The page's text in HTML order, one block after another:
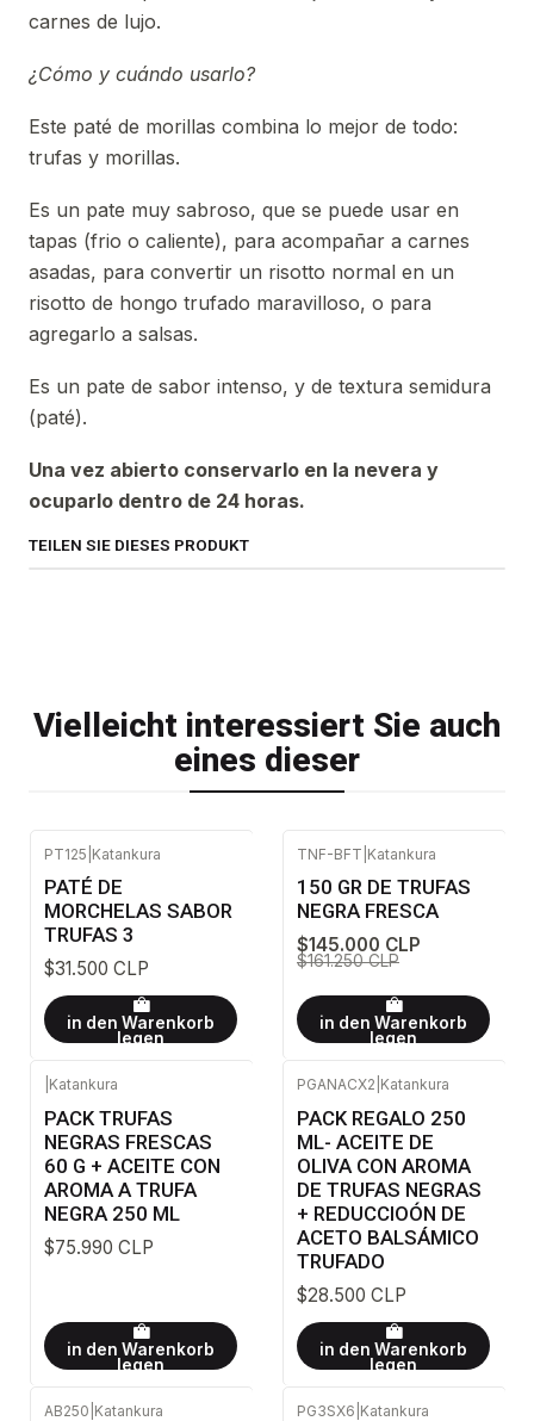
carnes de lujo.
¿Cómo y cuándo usarlo?
Este paté de morillas combina lo mejor de todo:
trufas y morillas.
Es un pate muy sabroso, que se puede usar en
tapas (frio o caliente), para acompañar a carnes
asadas, para convertir un risotto normal en un
risotto de hongo trufado maravilloso, o para
agregarlo a salsas.
Es un pate de sabor intenso, y de textura semidura
(paté).
Una vez abierto conservarlo en la nevera y
ocuparlo dentro de 24 horas.
TEILEN SIE DIESES PRODUKT
Vielleicht interessiert Sie auch
eines dieser
PT125 Katankura
PATÉ DE
MORCHELAS SABOR
TRUFAS 3
$31.500 CLP
in den Warenkorb
legen
TNF-BFT Katankura
150 GR DE TRUFAS
NEGRA FRESCA
$145.000 CLP
$161.250 CLP
in den Warenkorb
legen
Katankura
PACK TRUFAS
NEGRAS FRESCAS
60 G + ACEITE CON
AROMA A TRUFA
NEGRA 250 ML
$75.990 CLP
in den Warenkorb
legen
PGANACX2 Katankura
PACK REGALO 250
ML- ACEITE DE
OLIVA CON AROMA
DE TRUFAS NEGRAS
+ REDUCCIOÓN DE
ACETO BALSÁMICO
TRUFADO
$28.500 CLP
in den Warenkorb
legen
AB250 Katankura PG3SX6 Katankura